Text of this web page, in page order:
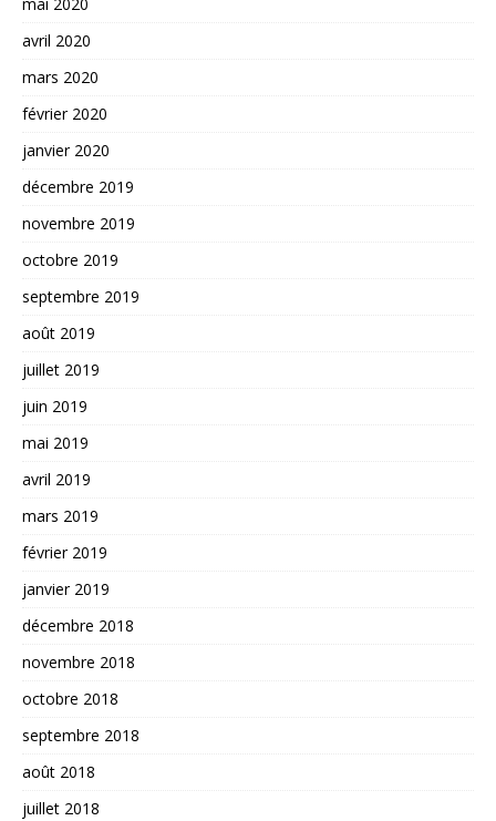
avril 2020
mars 2020
février 2020
janvier 2020
décembre 2019
novembre 2019
octobre 2019
septembre 2019
août 2019
juillet 2019
juin 2019
mai 2019
avril 2019
mars 2019
février 2019
janvier 2019
décembre 2018
novembre 2018
octobre 2018
septembre 2018
août 2018
juillet 2018